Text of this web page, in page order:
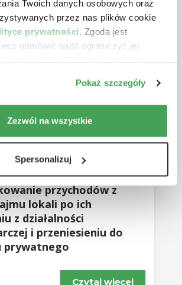
Twoich danych osobowych oraz
przez nas plików cookie
prywatności. Zgoda jest
odmówić bądź ograniczyć jej
Pokaż szczegóły
Zezwól na wszystkie
Spersonalizuj
06.08.2026 r.
przychodów z
lokali po ich
z działalności
i przeniesieniu do
prywatnego
Czytaj więcej